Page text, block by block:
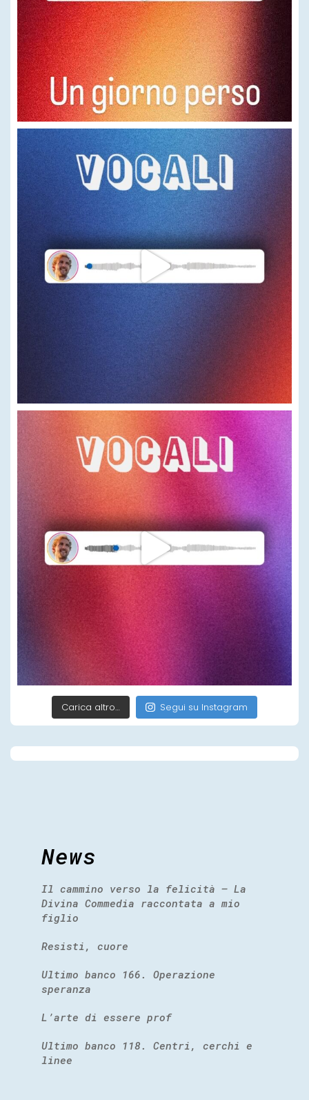
Carica altro… Segui su Instagram
News
Il cammino verso la felicità – La
Divina Commedia raccontata a mio
figlio
Resisti, cuore
Ultimo banco 166. Operazione
speranza
L’arte di essere prof
Ultimo banco 118. Centri, cerchi e
linee